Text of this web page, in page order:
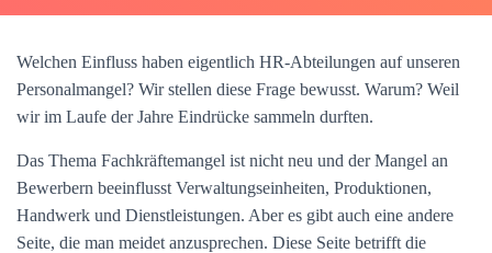
T
E
Welchen Einfluss haben eigentlich HR-Abteilungen auf unseren
Personalmangel? Wir stellen diese Frage bewusst. Warum? Weil
wir im Laufe der Jahre Eindrücke sammeln durften.​
Das Thema Fachkräftemangel ist nicht neu und der Mangel an
Bewerbern beeinflusst Verwaltungseinheiten, Produktionen,
Handwerk und Dienstleistungen. Aber es gibt auch eine andere
Seite, die man meidet anzusprechen. Diese Seite betrifft die